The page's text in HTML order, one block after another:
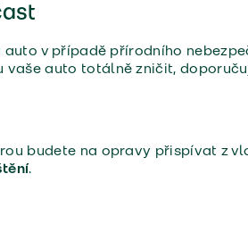
v případě přírodního
vaše auto totálně zničit,
budete na opravy přispívat z
.